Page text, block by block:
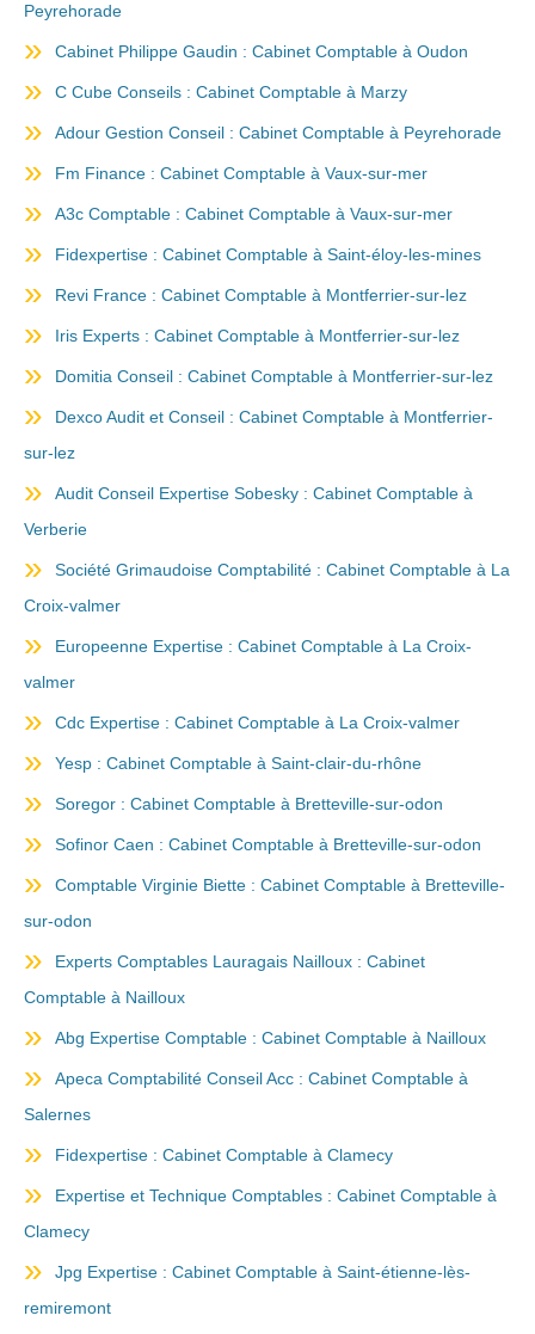
Peyrehorade
Cabinet Philippe Gaudin : Cabinet Comptable à Oudon
C Cube Conseils : Cabinet Comptable à Marzy
Adour Gestion Conseil : Cabinet Comptable à Peyrehorade
Fm Finance : Cabinet Comptable à Vaux-sur-mer
A3c Comptable : Cabinet Comptable à Vaux-sur-mer
Fidexpertise : Cabinet Comptable à Saint-éloy-les-mines
Revi France : Cabinet Comptable à Montferrier-sur-lez
Iris Experts : Cabinet Comptable à Montferrier-sur-lez
Domitia Conseil : Cabinet Comptable à Montferrier-sur-lez
Dexco Audit et Conseil : Cabinet Comptable à Montferrier-
sur-lez
Audit Conseil Expertise Sobesky : Cabinet Comptable à
Verberie
Société Grimaudoise Comptabilité : Cabinet Comptable à La
Croix-valmer
Europeenne Expertise : Cabinet Comptable à La Croix-
valmer
Cdc Expertise : Cabinet Comptable à La Croix-valmer
Yesp : Cabinet Comptable à Saint-clair-du-rhône
Soregor : Cabinet Comptable à Bretteville-sur-odon
Sofinor Caen : Cabinet Comptable à Bretteville-sur-odon
Comptable Virginie Biette : Cabinet Comptable à Bretteville-
sur-odon
Experts Comptables Lauragais Nailloux : Cabinet
Comptable à Nailloux
Abg Expertise Comptable : Cabinet Comptable à Nailloux
Apeca Comptabilité Conseil Acc : Cabinet Comptable à
Salernes
Fidexpertise : Cabinet Comptable à Clamecy
Expertise et Technique Comptables : Cabinet Comptable à
Clamecy
Jpg Expertise : Cabinet Comptable à Saint-étienne-lès-
remiremont